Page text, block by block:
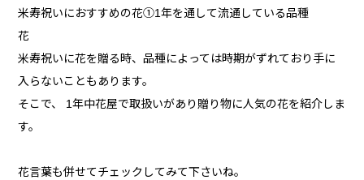
米寿祝いにおすすめの花①1年を通して流通している品種
花
米寿祝いに花を贈る時、品種によっては時期がずれており手に
入らないこともあります。
そこで、 1年中花屋で取扱いがあり贈り物に人気の花を紹介しま
す。
花言葉も併せてチェックしてみて下さいね。